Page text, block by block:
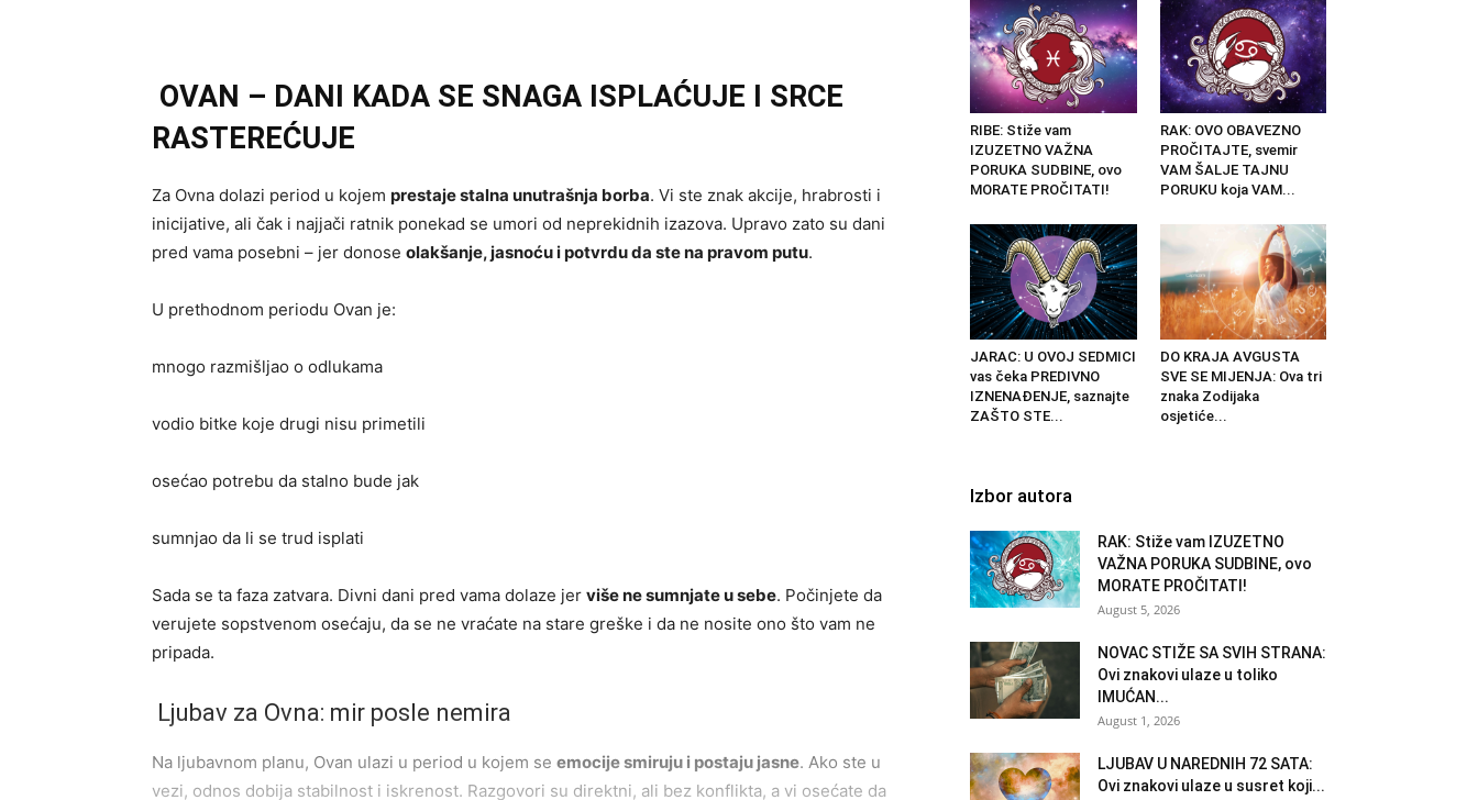
OVAN – DANI KADA SE SNAGA ISPLAĆUJE I SRCE
RASTEREĆUJE
Za Ovna dolazi period u kojem prestaje stalna unutrašnja borba. Vi ste znak akcije, hrabrosti i
inicijative, ali čak i najjači ratnik ponekad se umori od neprekidnih izazova. Upravo zato su dani
pred vama posebni – jer donose olakšanje, jasnoću i potvrdu da ste na pravom putu.
U prethodnom periodu Ovan je:
mnogo razmišljao o odlukama
vodio bitke koje drugi nisu primetili
osećao potrebu da stalno bude jak
sumnjao da li se trud isplati
Sada se ta faza zatvara. Divni dani pred vama dolaze jer više ne sumnjate u sebe. Počinjete da
verujete sopstvenom osećaju, da se ne vraćate na stare greške i da ne nosite ono što vam ne
pripada.
Ljubav za Ovna: mir posle nemira
Na ljubavnom planu, Ovan ulazi u period u kojem se emocije smiruju i postaju jasne. Ako ste u
vezi, odnos dobija stabilnost i iskrenost. Razgovori su direktni, ali bez konflikta, a vi osećate da
RIBE: Stiže vam
IZUZETNO VAŽNA
PORUKA SUDBINE, ovo
MORATE PROČITATI!
RAK: OVO OBAVEZNO
PROČITAJTE, svemir
VAM ŠALJE TAJNU
PORUKU koja VAM...
JARAC: U OVOJ SEDMICI
vas čeka PREDIVNO
IZNENAĐENJE, saznajte
ZAŠTO STE...
DO KRAJA AVGUSTA
SVE SE MIJENJA: Ova tri
znaka Zodijaka
osjetiće...
Izbor autora
RAK: Stiže vam IZUZETNO
VAŽNA PORUKA SUDBINE, ovo
MORATE PROČITATI!
August 5, 2026
NOVAC STIŽE SA SVIH STRANA:
Ovi znakovi ulaze u toliko
IMUĆAN...
August 1, 2026
LJUBAV U NAREDNIH 72 SATA:
Ovi znakovi ulaze u susret koji...